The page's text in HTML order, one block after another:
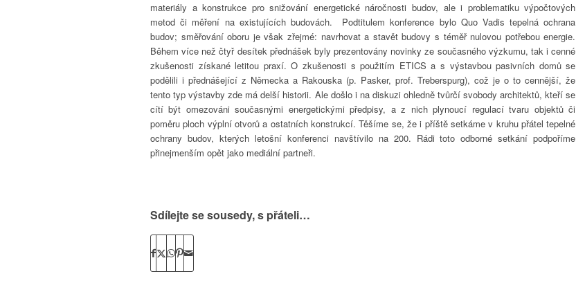
materiály a konstrukce pro snižování energetické náročnosti budov, ale i problematiku výpočtových
metod či měření na existujících budovách. Podtitulem konference bylo Quo Vadis tepelná ochrana
budov; směřování oboru je však zřejmé: navrhovat a stavět budovy s téměř nulovou potřebou energie.
Během více než čtyř desítek přednášek byly prezentovány novinky ze současného výzkumu, tak i cenné
zkušenosti získané letitou praxí. O zkušenosti s použitím ETICS a s výstavbou pasivních domů se
podělili i přednášející z Německa a Rakouska (p. Pasker, prof. Treberspurg), což je o to cennější, že
tento typ výstavby zde má delší historii. Ale došlo i na diskuzi ohledně tvůrčí svobody architektů, kteří se
cítí být omezováni současnými energetickými předpisy, a z nich plynoucí regulací tvaru objektů či
poměru ploch výplní otvorů a ostatních konstrukcí. Těšíme se, že i příště setkáme v kruhu přátel tepelné
ochrany budov, kterých letošní konferenci navštívilo na 200. Rádi toto odborné setkání podpoříme
přinejmenším opět jako mediální partneři.
Sdílejte se sousedy, s přáteli…